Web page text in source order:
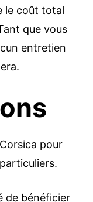
le coût total
que vous
entretien
pour
de bénéficier